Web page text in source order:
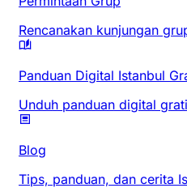
Rencanakan kunjungan
Panduan Digital Istanbul
Unduh panduan digital
Blog
Tips, panduan, dan cerita